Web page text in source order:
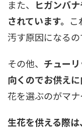
また、
ヒガンバ
されています。
汚す原因になるの
その他、 チュー
向くのでお供えに
花を選ぶのがマナ
生花を供える際